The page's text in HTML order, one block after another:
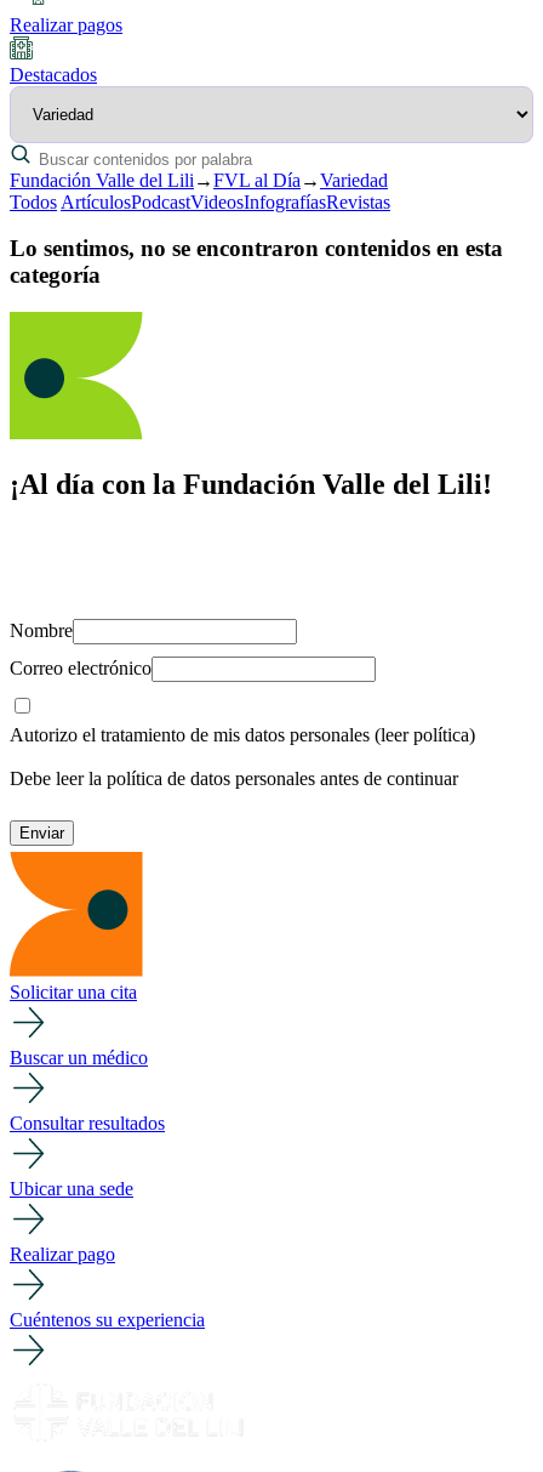
Realizar pagos
Destacados
Fundación Valle del Lili →FVL al Día →Variedad
Todos ArtículosPodcastVideosInfografíasRevistas
Lo sentimos, no se encontraron contenidos en esta
categoría
¡Al día con la Fundación Valle del Lili!
Nombre
Correo electrónico
Autorizo el tratamiento de mis datos personales (leer política)
Debe leer la política de datos personales antes de continuar
Solicitar una cita
Buscar un médico
Consultar resultados
Ubicar una sede
Realizar pago
Cuéntenos su experiencia